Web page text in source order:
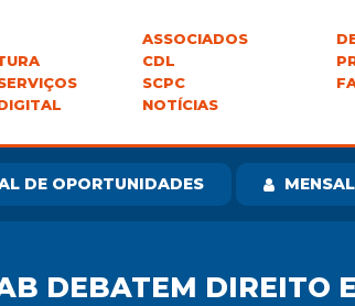
ASSOCIADOS
CDL
SCPC
NOTÍCIAS
DE OPORTUNIDADES
DEBATEM DIREITO